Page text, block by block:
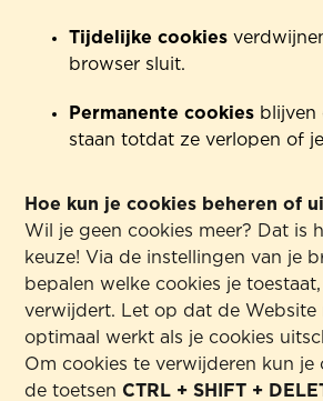
Tijdelijke cookies
browser sluit.
Permanente cookies blijven
staan totdat ze verlopen of
Hoe kun je cookies beheren of
Wil je geen cookies meer? Dat is
keuze! Via de instellingen van je
bepalen welke cookies je
verwijdert. Let op dat de Website
optimaal werkt als je cookies
Om cookies te verwijderen kun je
de toetsen CTRL + SHIFT +